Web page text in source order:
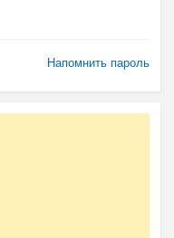
Напомнить пароль